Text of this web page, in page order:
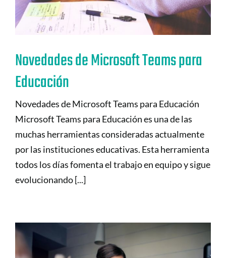
Novedades de Microsoft Teams para
Educación
Novedades de Microsoft Teams para Educación
Microsoft Teams para Educación es una de las
muchas herramientas consideradas actualmente
por las instituciones educativas. Esta herramienta
todos los días fomenta el trabajo en equipo y sigue
evolucionando [...]